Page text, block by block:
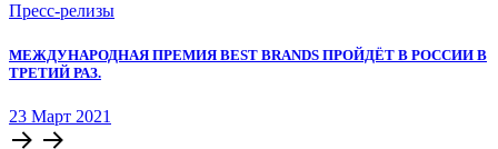
Пресс-релизы
МЕЖДУНАРОДНАЯ ПРЕМИЯ BEST BRANDS ПРОЙДЁТ В РОССИИ В
ТРЕТИЙ РАЗ.
23 Март 2021